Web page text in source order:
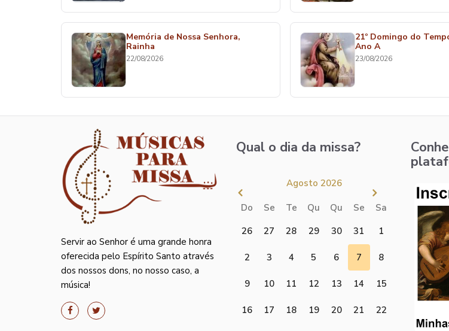
Memória de Nossa Senhora,
Rainha
22/08/2026
21º Domingo do
Ano A
23/08/2026
Servir ao Senhor é uma grande honra
oferecida pelo Espírito Santo através
dos nossos dons, no nosso caso, a
música!
Qual o dia da missa?
Agosto 2026
Do Se Te Qu Qu Se
Sa
26
27 28 29 30 31 1
2 3 4 5 6 7 8
9 10 11 12 13 14 15
16 17 18 19 20 21 22